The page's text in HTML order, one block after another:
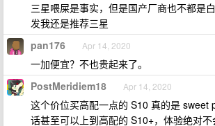
三星喂屎是事实，但是国产厂商也不都是
发我还是推荐三星
pan176 Apr 14, 2020
一加便宜？不也贵起来了。
PostMeridiem18 Apr 14, 2020
这个价位买高配一点的 S10 真的是 sweet
话甚至可以上到高配的 S10+，体验绝对